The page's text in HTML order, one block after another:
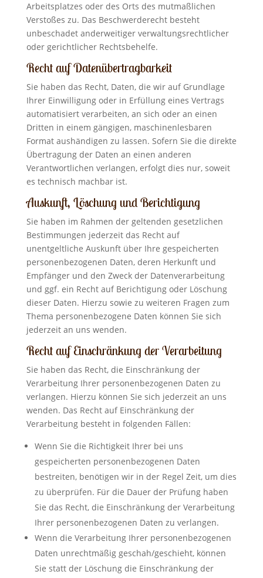
Arbeitsplatzes oder des Orts des mutmaßlichen
Verstoßes zu. Das Beschwerderecht besteht
unbeschadet anderweitiger verwaltungsrechtlicher
oder gerichtlicher Rechtsbehelfe.
Recht auf Daten­übertrag­barkeit
Sie haben das Recht, Daten, die wir auf Grundlage
Ihrer Einwilligung oder in Erfüllung eines Vertrags
automatisiert verarbeiten, an sich oder an einen
Dritten in einem gängigen, maschinenlesbaren
Format aushändigen zu lassen. Sofern Sie die direkte
Übertragung der Daten an einen anderen
Verantwortlichen verlangen, erfolgt dies nur, soweit
es technisch machbar ist.
Auskunft, Löschung und Berichtigung
Sie haben im Rahmen der geltenden gesetzlichen
Bestimmungen jederzeit das Recht auf
unentgeltliche Auskunft über Ihre gespeicherten
personenbezogenen Daten, deren Herkunft und
Empfänger und den Zweck der Datenverarbeitung
und ggf. ein Recht auf Berichtigung oder Löschung
dieser Daten. Hierzu sowie zu weiteren Fragen zum
Thema personenbezogene Daten können Sie sich
jederzeit an uns wenden.
Recht auf Einschränkung der Verarbeitung
Sie haben das Recht, die Einschränkung der
Verarbeitung Ihrer personenbezogenen Daten zu
verlangen. Hierzu können Sie sich jederzeit an uns
wenden. Das Recht auf Einschränkung der
Verarbeitung besteht in folgenden Fällen:
Wenn Sie die Richtigkeit Ihrer bei uns
gespeicherten personenbezogenen Daten
bestreiten, benötigen wir in der Regel Zeit, um dies
zu überprüfen. Für die Dauer der Prüfung haben
Sie das Recht, die Einschränkung der Verarbeitung
Ihrer personenbezogenen Daten zu verlangen.
Wenn die Verarbeitung Ihrer personenbezogenen
Daten unrechtmäßig geschah/geschieht, können
Sie statt der Löschung die Einschränkung der